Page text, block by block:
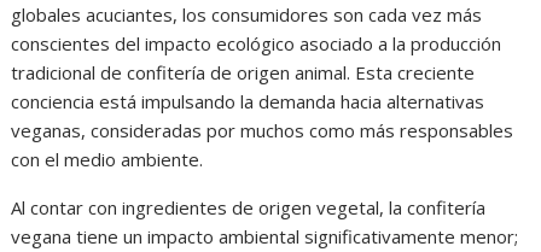
globales acuciantes, los consumidores son cada vez más
conscientes del impacto ecológico asociado a la producción
tradicional de confitería de origen animal. Esta creciente
conciencia está impulsando la demanda hacia alternativas
veganas, consideradas por muchos como más responsables
con el medio ambiente.
Al contar con ingredientes de origen vegetal, la confitería
vegana tiene un impacto ambiental significativamente menor;